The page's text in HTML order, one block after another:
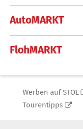
AutoMARKT
FlohMARKT
Werben auf STOL
Tourentipps